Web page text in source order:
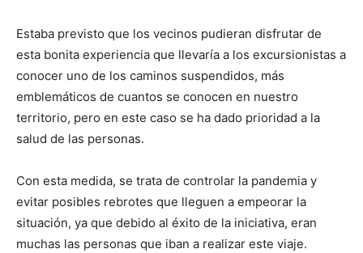
Estaba previsto que los vecinos pudieran disfrutar de
esta bonita experiencia que llevaría a los excursionistas a
conocer uno de los caminos suspendidos, más
emblemáticos de cuantos se conocen en nuestro
territorio, pero en este caso se ha dado prioridad a la
salud de las personas.
Con esta medida, se trata de controlar la pandemia y
evitar posibles rebrotes que lleguen a empeorar la
situación, ya que debido al éxito de la iniciativa, eran
muchas las personas que iban a realizar este viaje.